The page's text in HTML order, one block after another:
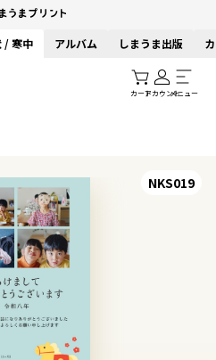
/ 寒中 アルバム しまうま出版
カートアカウントメニュー
NKS019